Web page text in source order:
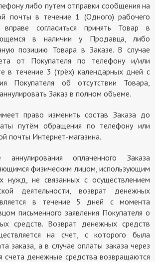
либо путем отправки сообщения на
почты в течение 1 (Одного) рабочего
вправе согласиться принять Товар в
в наличии у Продавца, либо
позицию Товара в Заказе. В случае
от Покупателя по телефону и/или
в течение 3 (трёх) календарных дней с
Покупателя об отсутствии Товара,
Заказ в полном объеме.
право изменить состав Заказа до
путём обращения по телефону или
почты Интернет-магазина.
оплаченного Заказа
физическим лицом, использующим
нужд, не связанных с осуществлением
деятельности, возврат денежных
в течение 5 дней с момента
письменного заявления Покупателя о
средств. Возврат денежных средств
на счет, с которого была
заказа, а в случае оплаты заказа через
счета денежные средства возвращаются